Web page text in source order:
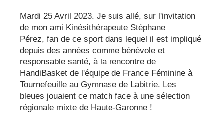
Mardi 25 Avril 2023. Je suis allé, sur l'invitation
de mon ami Kinésithérapeute Stéphane
Pérez, fan de ce sport dans lequel il est impliqué
depuis des années comme bénévole et
responsable santé, à la rencontre de
HandiBasket de l'équipe de France Féminine à
Tournefeuille au Gymnase de Labitrie. Les
bleues jouaient ce match face à une sélection
régionale mixte de Haute-Garonne !